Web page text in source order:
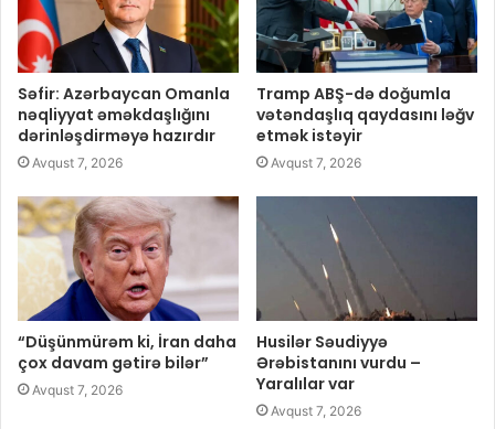
Səfir: Azərbaycan Omanla
nəqliyyat əməkdaşlığını
dərinləşdirməyə hazırdır
Avqust 7, 2026
Tramp ABŞ-də doğumla
vətəndaşlıq qaydasını ləğv
etmək istəyir
Avqust 7, 2026
“Düşünmürəm ki, İran daha
çox davam gətirə bilər”
Avqust 7, 2026
Husilər Səudiyyə
Ərəbistanını vurdu –
Yaralılar var
Avqust 7, 2026